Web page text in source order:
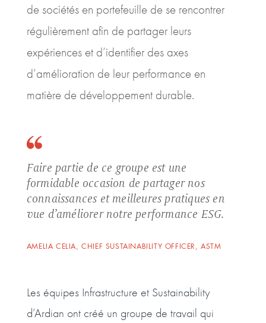
de sociétés en portefeuille de se rencontrer
régulièrement afin de partager leurs
expériences et d’identifier des axes
d’amélioration de leur performance en
matière de développement durable.
Faire partie de ce groupe est une
formidable occasion de partager nos
connaissances et meilleures pratiques en
vue d’améliorer notre performance ESG.
AMELIA CELIA, CHIEF SUSTAINABILITY OFFICER, ASTM
Les équipes Infrastructure et Sustainability
d’Ardian ont créé un groupe de travail qui